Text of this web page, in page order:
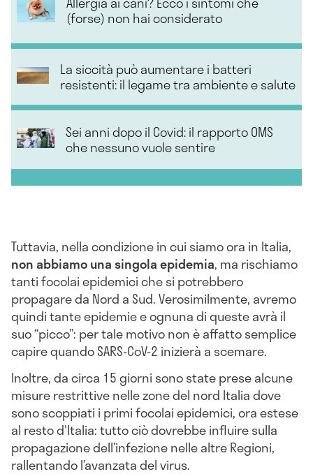
(forse) non hai considerato
La siccità può aumentare i batteri
resistenti: il legame tra ambiente e salute
Sei anni dopo il Covid: il rapporto OMS
che nessuno vuole sentire
Tuttavia, nella condizione in cui siamo ora in Italia,
non abbiamo una singola epidemia, ma rischiamo
tanti focolai epidemici che si potrebbero
propagare da Nord a Sud. Verosimilmente, avremo
quindi tante epidemie e ognuna di queste avrà il
suo “picco”: per tale motivo non è affatto semplice
capire quando SARS-CoV-2 inizierà a scemare.
Inoltre, da circa 15 giorni sono state prese alcune
misure restrittive nelle zone del nord Italia dove
sono scoppiati i primi focolai epidemici, ora estese
al resto d'Italia: tutto ciò dovrebbe influire sulla
propagazione dell’infezione nelle altre Regioni,
rallentando l’avanzata del virus.